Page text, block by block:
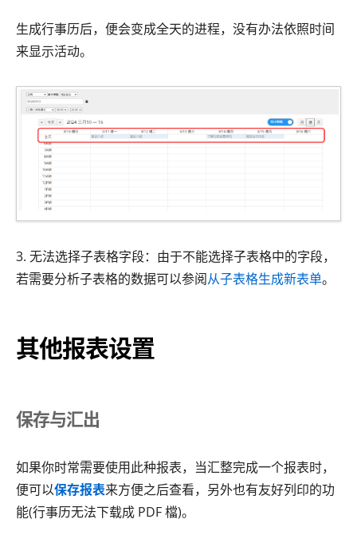
生成行事历后，便会变成全天的进程，没有办法依照时间
来显示活动。
3. 无法选择子表格字段：由于不能选择子表格中的字段，
若需要分析子表格的数据可以参阅从子表格生成新表单。
其他报表设置
保存与汇出
如果你时常需要使用此种报表，当汇整完成一个报表时，
便可以保存报表来方便之后查看，另外也有友好列印的功
能(行事历无法下载成 PDF 檔)。